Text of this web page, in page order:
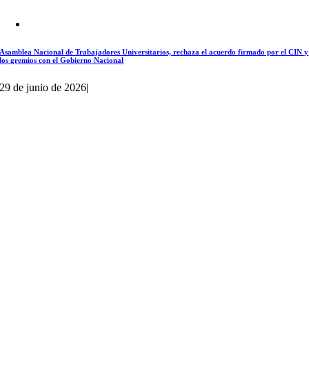
Asamblea Nacional de Trabajadores Universitarios, rechaza el acuerdo firmado por el CIN y
los gremios con el Gobierno Nacional
29 de junio de 2026|